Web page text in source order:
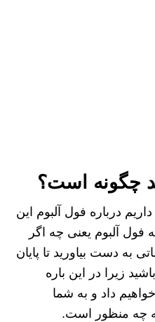
چگونه است؟
درباره فول آلبوم این
آلبوم یعنی چه اگر
به دست بیاورید تا پایان
زیرا در این باره
داد و به شما
چه منظور است.